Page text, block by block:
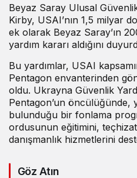
Beyaz Saray Ulusal
Kirby, USAI’nın 1,5 milyar
ek olarak Beyaz Saray’ın
yardım kararı aldığını
Bu yardımlar, USAI
Pentagon envanterinden
oldu. Ukrayna Güvenlik
Pentagon’un öncülüğünde,
bulunduğu bir fonlama
ordusunun eğitimini,
danışmanlık hizmetlerini
Göz Atın